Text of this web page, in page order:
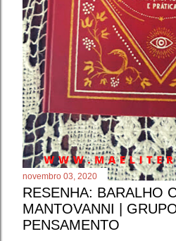
novembro 03, 2020
RESENHA: BARALHO
MANTOVANNI |
PENSAMENTO